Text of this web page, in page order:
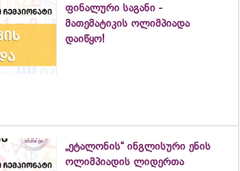
ფინალური საგანი -
მათემატიკის ოლიმპიადა
დაიწყო!
„ეტალონის“ ინგლისური ენის
ოლიმპიადის ლიდერთა